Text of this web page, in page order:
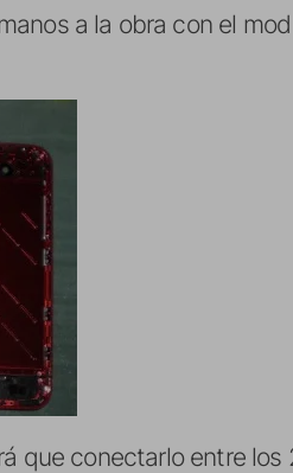
a la obra con el
que conectarlo entre los